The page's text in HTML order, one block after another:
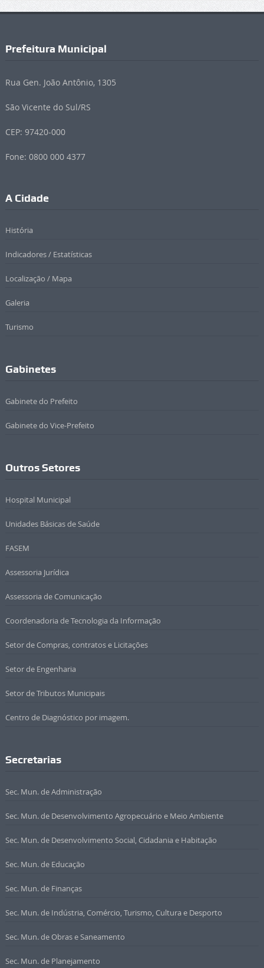
Prefeitura Municipal
Rua Gen. João Antônio, 1305
São Vicente do Sul/RS
CEP: 97420-000
Fone: 0800 000 4377
A Cidade
História
Indicadores / Estatísticas
Localização / Mapa
Galeria
Turismo
Gabinetes
Gabinete do Prefeito
Gabinete do Vice-Prefeito
Outros Setores
Hospital Municipal
Unidades Básicas de Saúde
FASEM
Assessoria Jurídica
Assessoria de Comunicação
Coordenadoria de Tecnologia da Informação
Setor de Compras, contratos e Licitações
Setor de Engenharia
Setor de Tributos Municipais
Centro de Diagnóstico por imagem.
Secretarias
Sec. Mun. de Administração
Sec. Mun. de Desenvolvimento Agropecuário e Meio Ambiente
Sec. Mun. de Desenvolvimento Social, Cidadania e Habitação
Sec. Mun. de Educação
Sec. Mun. de Finanças
Sec. Mun. de Indústria, Comércio, Turismo, Cultura e Desporto
Sec. Mun. de Obras e Saneamento
Sec. Mun. de Planejamento